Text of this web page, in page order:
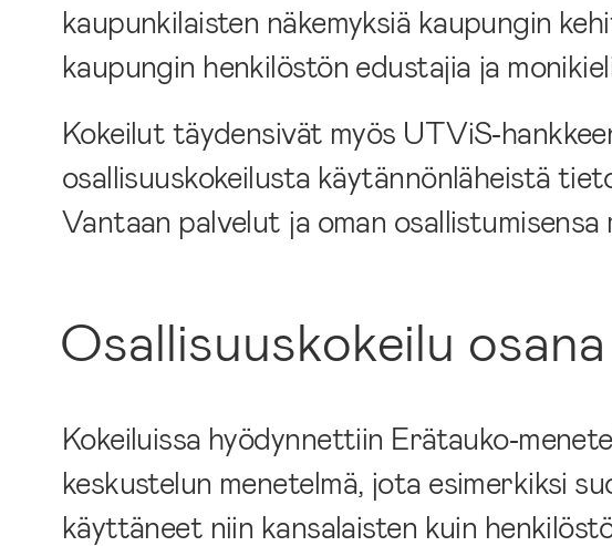
kaupunkilaisten näkemyksiä kaupungin
kaupungin henkilöstön edustajia ja
Kokeilut täydensivät myös
osallisuuskokeilusta käytännönläheistä
Vantaan palvelut ja oman osallistumisensa
Osallisuuskokeilu
Kokeiluissa hyödynnettiin
keskustelun menetelmä, jota esimerkiksi
käyttäneet niin kansalaisten kuin